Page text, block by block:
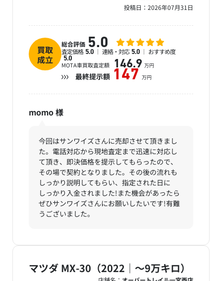
投稿日： 2026年07月31日
買取
成立
総合評価 5.0
査定価格 5.0 連絡・対応 5.0 おすすめ度
5.0
MOTA車買取査定額 146.9 万円
最終提示額 147 万円
momo様
今回はサンワイズさんに売却させて頂きまし
た。電話対応から現地査定まで迅速に対応し
て頂き、即決価格を提示してもらったので、
その場で契約となりました。その後の流れも
しっかり説明してもらい、指定された日に
しっかり入金されました!また機会があったら
ぜひサンワイズさんにお願いしたいです!有難
うございました。
マツダ MX-30（2022｜～9万キロ）